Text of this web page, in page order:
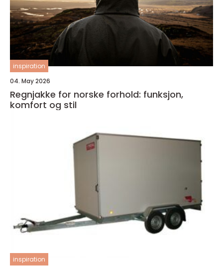
inspiration
04. May 2026
Regnjakke for norske forhold: funksjon,
komfort og stil
inspiration